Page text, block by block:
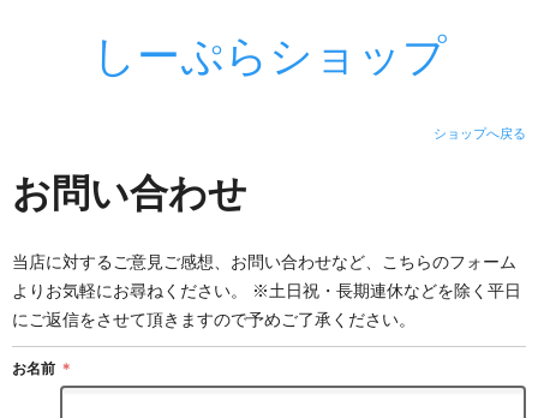
しーぷらショップ
ショップへ戻る
お問い合わせ
当店に対するご意見ご感想、お問い合わせなど、こちらのフォーム
よりお気軽にお尋ねください。 ※土日祝・長期連休などを除く平日
にご返信をさせて頂きますので予めご了承ください。
お名前 ＊